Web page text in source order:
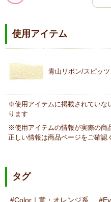
使用アイテム
青山リボン/スピッ
※使用アイテムに掲載されていな
ります
※使用アイテムの情報が実際の商
正しい情報は商品ページをご確認
タグ
Color｜黄・オレンジ系